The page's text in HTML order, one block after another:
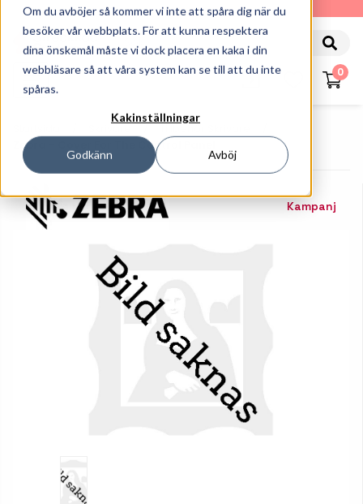
Om du avböjer så kommer vi inte att spåra dig när du
besöker vår webbplats. För att kunna respektera
dina önskemål måste vi dock placera en kaka i din
webbläsare så att våra system kan se till att du inte
spåras.
Kakinställningar
Godkänn Avböj
010-162 61 90
0
Skrivare
Tillbehör Skrivare
Zebra - Cover For The Control Panel
Kampanj